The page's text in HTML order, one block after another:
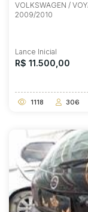
VOLKSWAGEN /
2009/2010
Lance Inicial
R$ 11.500,00
1118 306